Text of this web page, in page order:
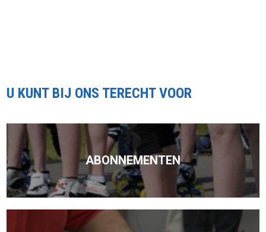
U KUNT BIJ ONS TERECHT VOOR
ABONNEMENTEN